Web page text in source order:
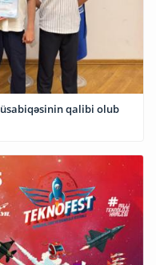
qalibi olub